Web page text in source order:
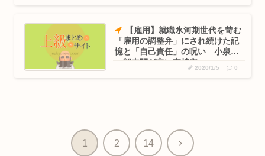
【雇用】就職氷河期世代を苛む
「雇用の調整弁」にされ続けた記
憶と「自己責任」の呪い 小泉純
一郎内閣が高い支持率
2020/1/5 0
1 2 14 次